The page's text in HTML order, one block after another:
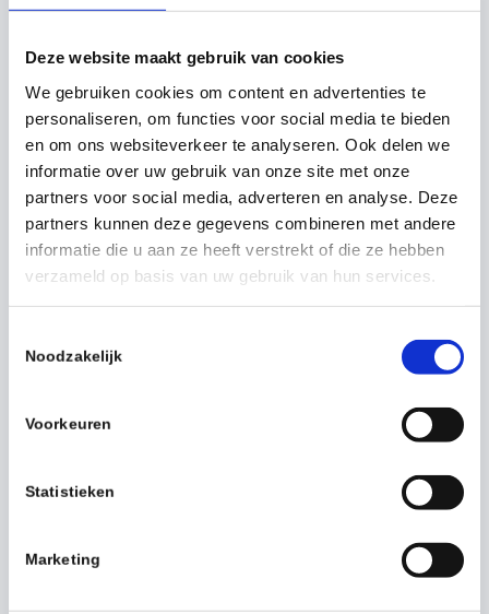
Deze website maakt gebruik van cookies
We gebruiken cookies om content en advertenties te
personaliseren, om functies voor social media te bieden
en om ons websiteverkeer te analyseren. Ook delen we
informatie over uw gebruik van onze site met onze
partners voor social media, adverteren en analyse. Deze
partners kunnen deze gegevens combineren met andere
informatie die u aan ze heeft verstrekt of die ze hebben
verzameld op basis van uw gebruik van hun services.
Noodzakelijk
Voorkeuren
Statistieken
Marketing
Prioriteit 1:
Vocht- en bloedvlekken
verwijderen en ruimte
desinfecteren
Lichaamsappen die bij het sterven vrijkomen kunnen
ziekmakende virussen en bacteriën bevatten. Om
infectie met TBC, Hepatitis, HIV etc. te voorkomen is
direct goed schoonmaken, ontsmetten en
ontwikkelde industriële en chemische middelen die
volledig voldoen aan de eisen die voor de Biohazard